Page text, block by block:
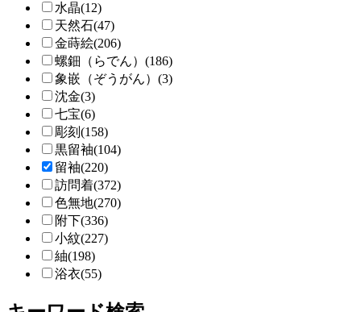
水晶(12)
天然石(47)
金蒔絵(206)
螺鈿（らでん）(186)
象嵌（ぞうがん）(3)
沈金(3)
七宝(6)
彫刻(158)
黒留袖(104)
留袖(220)
訪問着(372)
色無地(270)
附下(336)
小紋(227)
紬(198)
浴衣(55)